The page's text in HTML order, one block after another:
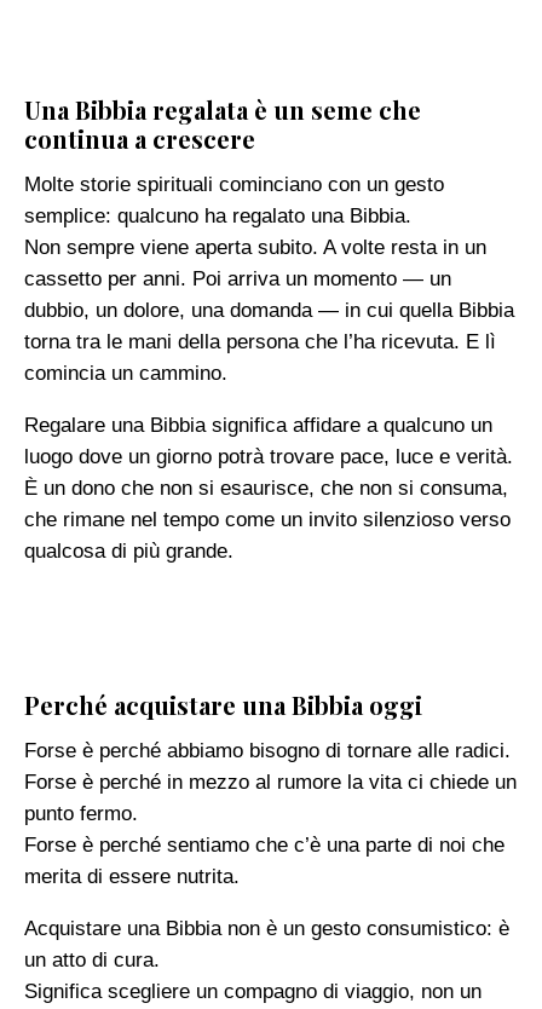
Una Bibbia regalata è un seme che
continua a crescere
Molte storie spirituali cominciano con un gesto
semplice: qualcuno ha regalato una Bibbia.
Non sempre viene aperta subito. A volte resta in un
cassetto per anni. Poi arriva un momento — un
dubbio, un dolore, una domanda — in cui quella Bibbia
torna tra le mani della persona che l’ha ricevuta. E lì
comincia un cammino.
Regalare una Bibbia significa affidare a qualcuno un
luogo dove un giorno potrà trovare pace, luce e verità.
È un dono che non si esaurisce, che non si consuma,
che rimane nel tempo come un invito silenzioso verso
qualcosa di più grande.
Perché acquistare una Bibbia oggi
Forse è perché abbiamo bisogno di tornare alle radici.
Forse è perché in mezzo al rumore la vita ci chiede un
punto fermo.
Forse è perché sentiamo che c’è una parte di noi che
merita di essere nutrita.
Acquistare una Bibbia non è un gesto consumistico: è
un atto di cura.
Significa scegliere un compagno di viaggio, non un